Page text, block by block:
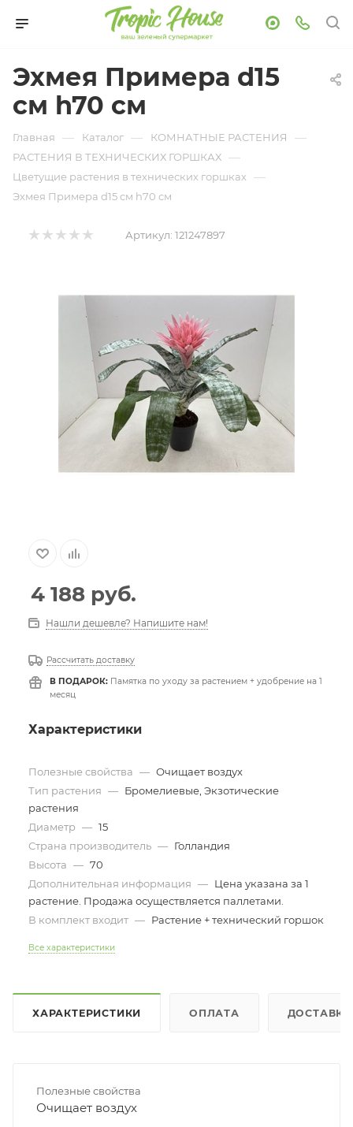
Эхмея Примера d15
см h70 см
Главная — Каталог — КОМНАТНЫЕ РАСТЕНИЯ —
РАСТЕНИЯ В ТЕХНИЧЕСКИХ ГОРШКАХ —
Цветущие растения в технических горшках —
Эхмея Примера d15 см h70 см
Артикул: 121247897
4 188 руб.
Нашли дешевле? Напишите нам!
Рассчитать доставку
В ПОДАРОК: Памятка по уходу за растением + удобрение на 1
месяц
Характеристики
Полезные свойства — Очищает воздух
Тип растения — Бромелиевые, Экзотические
растения
Диаметр — 15
Страна производитель — Голландия
Высота — 70
Дополнительная информация — Цена указана за 1
растение. Продажа осуществляется паллетами.
В комплект входит — Растение + технический горшок
Все характеристики
ХАРАКТЕРИСТИКИ ОПЛАТА ДОСТАВКА
Полезные свойства
Очищает воздух